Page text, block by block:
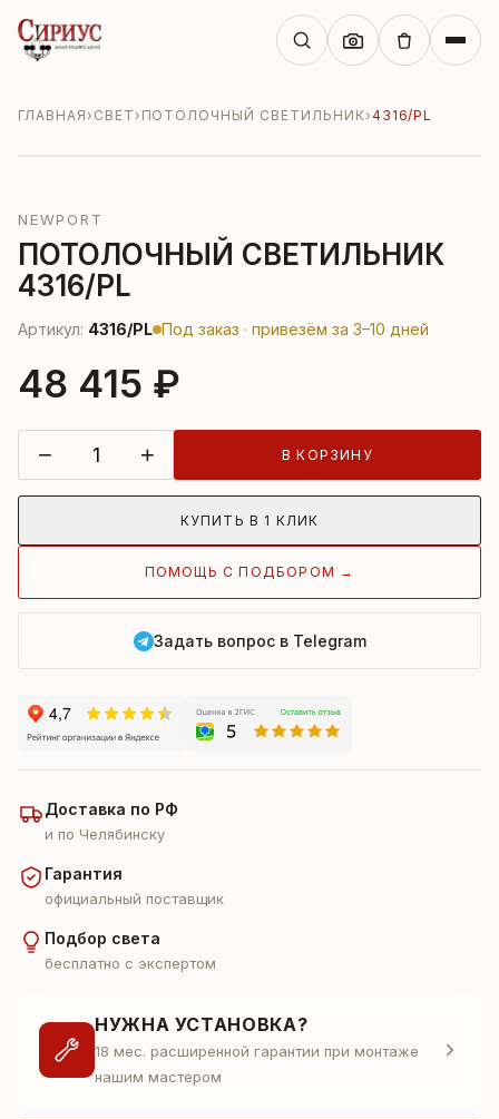
ГЛАВНАЯ› СВЕТ› ПОТОЛОЧНЫЙ СВЕТИЛЬНИК›4316/PL
NEWPORT
ПОТОЛОЧНЫЙ СВЕТИЛЬНИК
4316/PL
Артикул: 4316/PL Под заказ · привезём за 3–10 дней
48 415 ₽
− + В КОРЗИНУ
КУПИТЬ В 1 КЛИК
ПОМОЩЬ С ПОДБОРОМ →
Задать вопрос в Telegram
Доставка по РФ
и по Челябинску
Гарантия
официальный поставщик
Подбор света
бесплатно с экспертом
НУЖНА УСТАНОВКА?
18 мес. расширенной гарантии при монтаже
нашим мастером